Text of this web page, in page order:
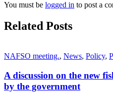
You must be logged in to post a
Related Posts
NAFSO meeting., News, Policy,
A discussion on the new
by the government